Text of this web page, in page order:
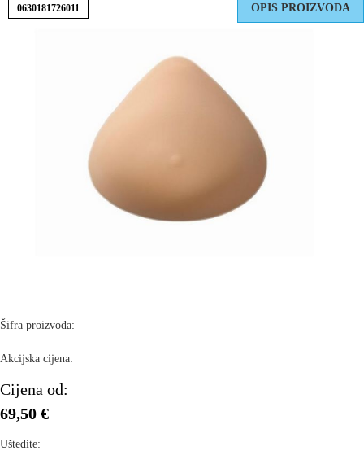
0630181726011
OPIS PROIZVODA
Šifra proizvoda:
Akcijska cijena:
Cijena od:
69,50 €
Uštedite: